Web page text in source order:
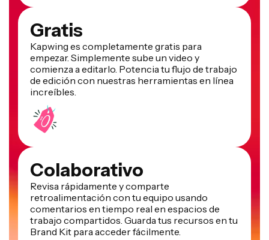
Gratis
Kapwing es completamente gratis para
empezar. Simplemente sube un video y
comienza a editarlo. Potencia tu flujo de trabajo
de edición con nuestras herramientas en línea
increíbles.
Colaborativo
Revisa rápidamente y comparte
retroalimentación con tu equipo usando
comentarios en tiempo real en espacios de
trabajo compartidos. Guarda tus recursos en tu
Brand Kit para acceder fácilmente.